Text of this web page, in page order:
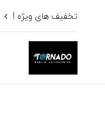
تخفیف های ویژه !